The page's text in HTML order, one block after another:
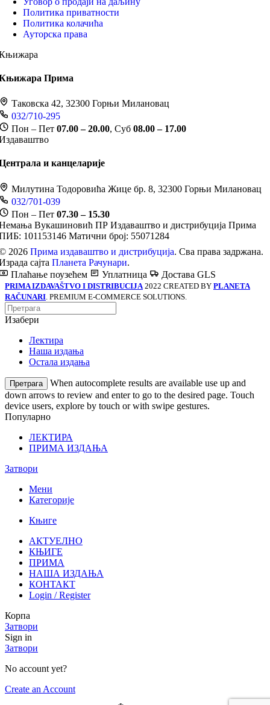
Политика приватности
Политика колачића
Ауторска права
Прима
Таковска 42, 32300 Горњи Милановац
032/710-295
Пон – Пет 07.00 – 20.00, Суб 08.00 – 17.00
и канцеларије
Милутина Тодоровића Жице бр. 8, 32300 Горњи Милановац
032/701-039
Пон – Пет 07.30 – 15.30
Вукашиновић ПР Издаваштво и дистрибуција Прима
101153146 Матични број: 55071284
2026 Прима издаваштво и дистрибуција. Сва права задржана.
сајта Планета Рачунари.
Плаћање поузећем
Уплатница Достава GLS
PRIMA IZDAVAŠTVO I DISTRIBUCIJA 2022 CREATED BY PLANETA
RAČUNARI . PREMIUM E-COMMERCE SOLUTIONS.
Изабери
Лектира
Наша издања
Остала издања
Претрага
When autocomplete results are available use up and
down arrows to review and enter to go to the desired page. Touch
device users, explore by touch or with swipe gestures.
Популарно
ЛЕКТИРА
ПРИМА ИЗДАЊА
Затвори
Мени
Категорије
Књиге
АКТУЕЛНО
КЊИГЕ
ПРИМА
НАША ИЗДАЊА
КОНТАКТ
Login / Register
Корпа
Затвори
Sign in
Затвори
No account yet?
Create an Account